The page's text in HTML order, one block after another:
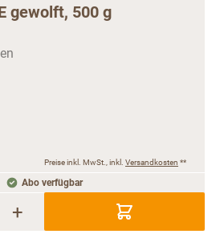
gewolft, 500 g
Preise inkl. MwSt., inkl. Versandkosten **
Abo verfügbar
+